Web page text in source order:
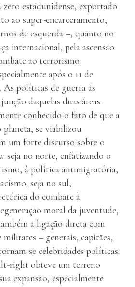
estadunidense, exportado
ao super-encarceramento,
de esquerda –, quanto no
internacional, pela ascensão
ao terrorismo
após o 11 de
As políticas de guerra às
daquelas duas áreas.
conhecido o fato de que a
planeta, se viabilizou
um forte discurso sobre o
seja no norte, enfatizando o
à política antimigratória,
seja no sul,
do combate à
moral da juventude,
a ligação direta com
militares – generais, capitães,
se celebridades políticas.
right obteve um terreno
expansão, especialmente